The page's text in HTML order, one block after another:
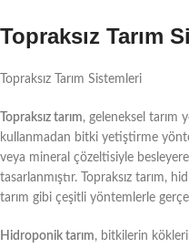
Topraksız Tarım
Topraksız Tarım Sistemleri
Topraksız tarım, geleneksel tarım
kullanmadan bitki yetiştirme
veya mineral çözeltisiyle
tasarlanmıştır. Topraksız tarım,
tarım gibi çeşitli yöntemlerle
Hidroponik tarım, bitkilerin